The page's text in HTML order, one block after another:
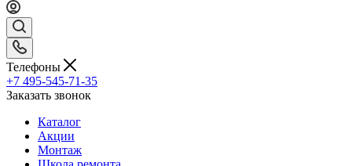
Телефоны
+7 495-545-71-35
Заказать звонок
Каталог
Акции
Монтаж